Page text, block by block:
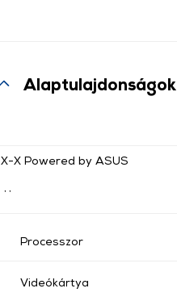
Alaptulajdonságok
X-X Powered by ASUS
Processzor
Videókártya